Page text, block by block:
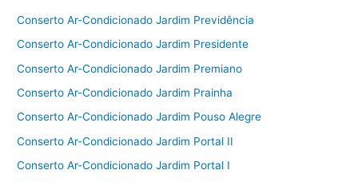
Conserto Ar-Condicionado Jardim Previdência
Conserto Ar-Condicionado Jardim Presidente
Conserto Ar-Condicionado Jardim Premiano
Conserto Ar-Condicionado Jardim Prainha
Conserto Ar-Condicionado Jardim Pouso Alegre
Conserto Ar-Condicionado Jardim Portal II
Conserto Ar-Condicionado Jardim Portal I